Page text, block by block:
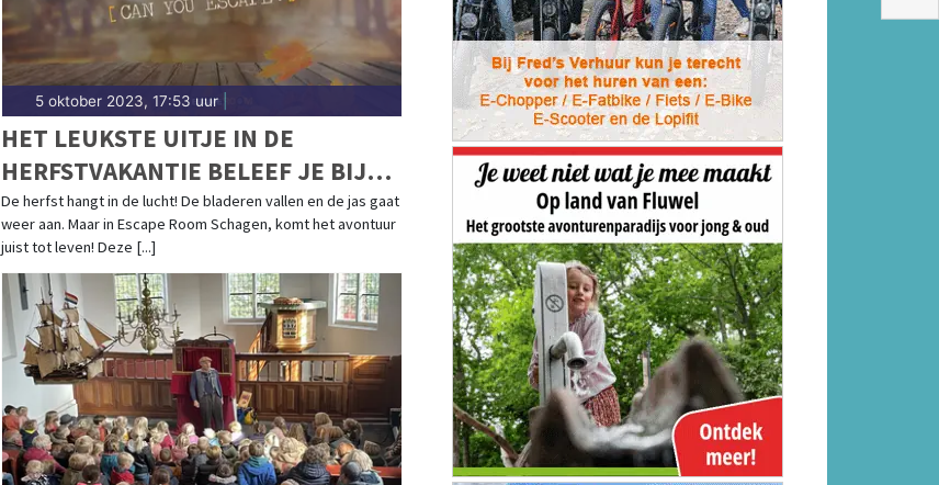
5 oktober 2023, 17:53 uur|
HET LEUKSTE UITJE IN DE
HERFSTVAKANTIE BELEEF JE BIJ
ESCAPE ROOM SCHAGEN!
De herfst hangt in de lucht! De bladeren vallen en de jas gaat
weer aan. Maar in Escape Room Schagen, komt het avontuur
juist tot leven! Deze [...]